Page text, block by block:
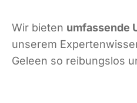
Wir bieten umfassende
unserem
Geleen so reibungslos